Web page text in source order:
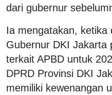
dari gubernur
Ia mengatakan, ketika
Gubernur DKI Jakarta
terkait APBD untuk
DPRD Provinsi DKI
memiliki kewenangan